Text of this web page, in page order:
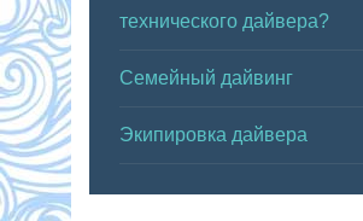
технического дайвера?
Семейный дайвинг
Экипировка дайвера